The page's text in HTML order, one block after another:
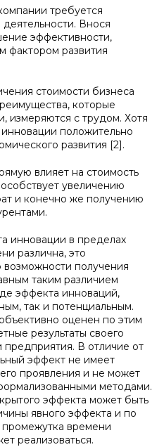
требуется
Внося
эффективности,
фактором развития
стоимости бизнеса
которые
измеряются с трудом. Хотя
положительно
развития [2].
влияет на стоимость
увеличению
и конечно же получению
инновации в пределах
различна, это
получения
таким различием
эффекта инноваций,
так и потенциальным.
оценен по этим
результаты своего
предприятия. В отличие от
эффект не имеет
проявления и не может
методами.
эффекта может быть
явного эффекта и по
времени
реализоваться.